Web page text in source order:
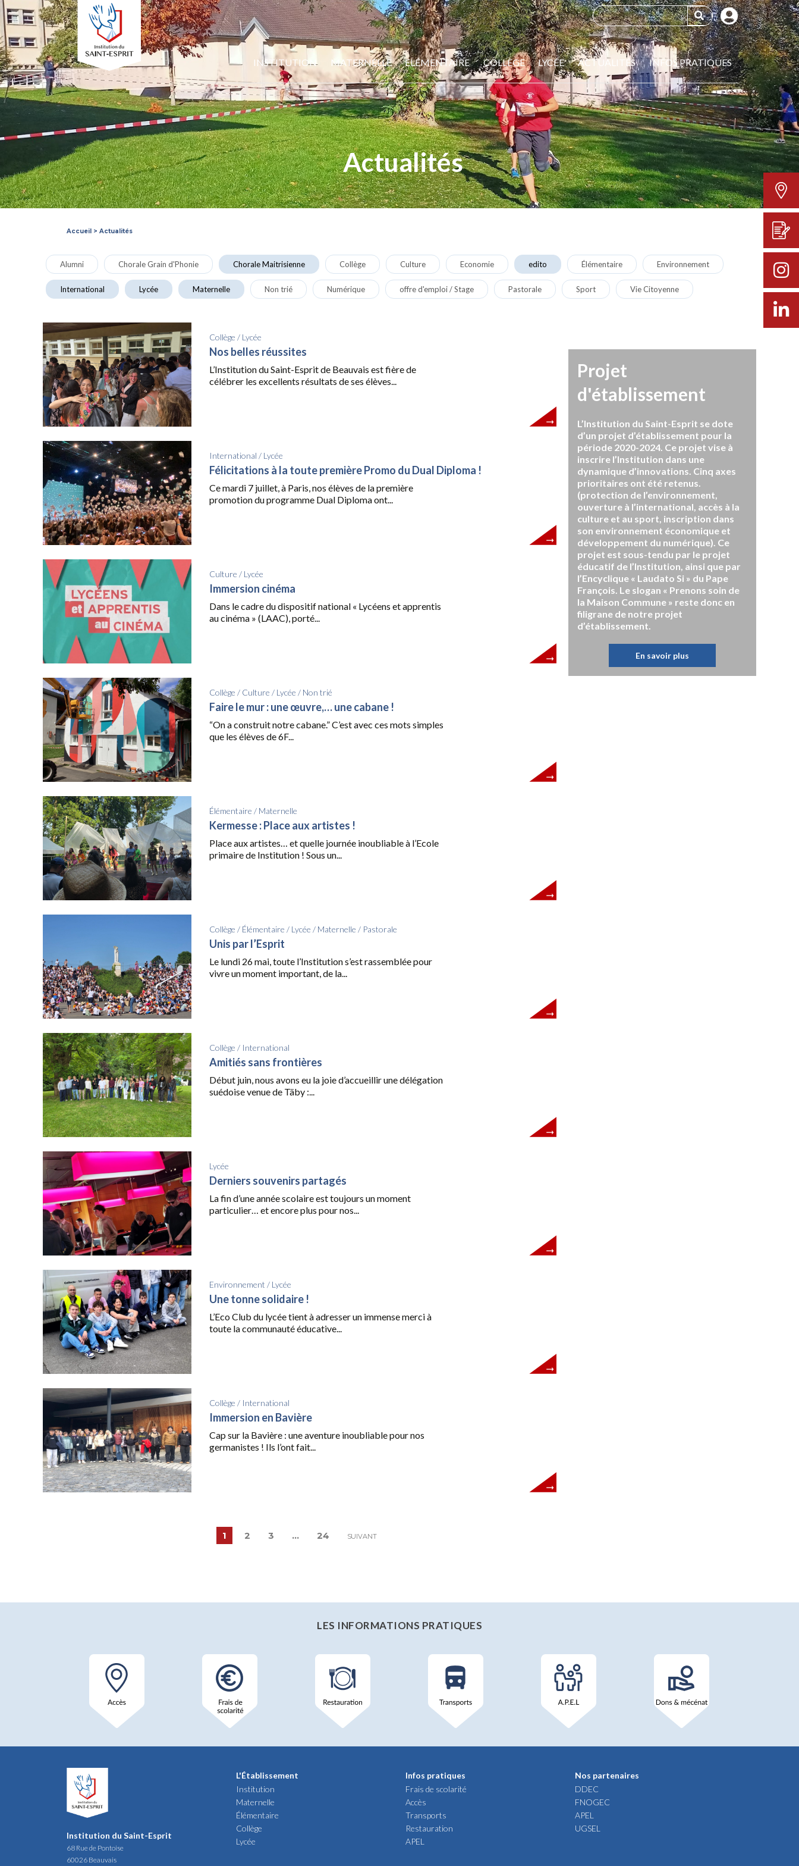
INSTITUTION MATERNELLE ELÉMENTAIRE COLLÈGE LYCÉE ACTUALITÉS INFOS PRATIQUES
Actualités
Accueil > Actualités
Alumni Chorale Grain d'Phonie Chorale Maitrisienne Collège Culture Economie edito Élémentaire Environnement
International Lycée Maternelle Non trié Numérique offre d'emploi / Stage Pastorale Sport Vie Citoyenne
Collège / Lycée
Nos belles réussites
L’Institution du Saint-Esprit de Beauvais est fière de
célébrer les excellents résultats de ses élèves...
International / Lycée
Félicitations à la toute première Promo du Dual Diploma !
Ce mardi 7 juillet, à Paris, nos élèves de la première
promotion du programme Dual Diploma ont...
Culture / Lycée
Immersion cinéma
Dans le cadre du dispositif national « Lycéens et apprentis
au cinéma » (LAAC), porté...
Collège / Culture / Lycée / Non trié
Faire le mur : une œuvre,… une cabane !
“On a construit notre cabane.” C’est avec ces mots simples
que les élèves de 6F...
Élémentaire / Maternelle
Kermesse : Place aux artistes !
Place aux artistes… et quelle journée inoubliable à l’Ecole
primaire de Institution ! Sous un...
Collège / Élémentaire / Lycée / Maternelle / Pastorale
Unis par l’Esprit
Le lundi 26 mai, toute l’Institution s’est rassemblée pour
vivre un moment important, de la...
Collège / International
Amitiés sans frontières
Début juin, nous avons eu la joie d’accueillir une délégation
suédoise venue de Täby :...
Lycée
Derniers souvenirs partagés
La fin d’une année scolaire est toujours un moment
particulier… et encore plus pour nos...
Environnement / Lycée
Une tonne solidaire !
L’Eco Club du lycée tient à adresser un immense merci à
toute la communauté éducative...
Collège / International
Immersion en Bavière
Cap sur la Bavière : une aventure inoubliable pour nos
germanistes ! Ils l’ont fait...
1 2 3 … 24 SUIVANT
Projet
d'établissement
L’Institution du Saint-Esprit se dote
d’un projet d’établissement pour la
période 2020-2024. Ce projet vise à
inscrire l’Institution dans une
dynamique d’innovations. Cinq axes
prioritaires ont été retenus.
(protection de l’environnement,
ouverture à l’international, accès à la
culture et au sport, inscription dans
son environnement économique et
développement du numérique). Ce
projet est sous-tendu par le projet
éducatif de l’Institution, ainsi que par
l’Encyclique « Laudato Si » du Pape
François. Le slogan « Prenons soin de
la Maison Commune » reste donc en
filigrane de notre projet
d’établissement.
En savoir plus
LES INFORMATIONS PRATIQUES
Institution du Saint-Esprit
68 Rue de Pontoise
60026 Beauvais
L'Établissement
Institution
Maternelle
Élémentaire
Collège
Lycée
Infos pratiques
Frais de scolarité
Accès
Transports
Restauration
APEL
Nos partenaires
DDEC
FNOGEC
APEL
UGSEL